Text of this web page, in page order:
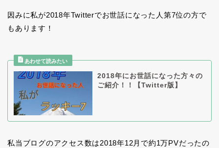
因みに私が2018年Twitterでお世話になった人第7位の方で
もあります！
2018年にお世話になった方々の
ご紹介！！【Twitter版】
私当ブログのアクセス数は2018年12月で約1万PVだったの